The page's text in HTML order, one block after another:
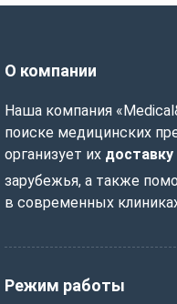
О компании
Наша компания
поиске медицинских
организует их доставку
зарубежья, а также
в современных
Режим работы